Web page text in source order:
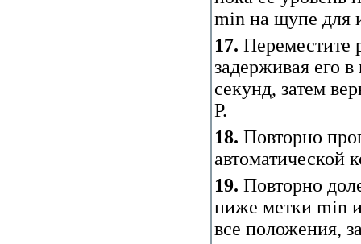
min на щупе для
17. Переместите
задерживая его
секунд, затем
Р.
18. Повторно
автоматической
19. Повторно
ниже метки min
все положения,